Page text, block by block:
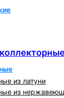
из латуни
из